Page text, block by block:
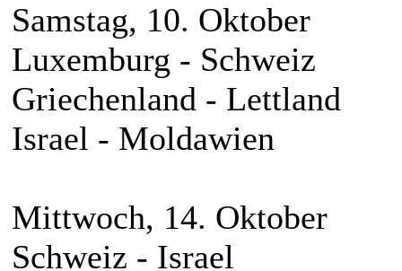
Samstag, 10. Oktober
Luxemburg - Schweiz
Griechenland - Lettland
Israel - Moldawien
Mittwoch, 14. Oktober
Schweiz - Israel